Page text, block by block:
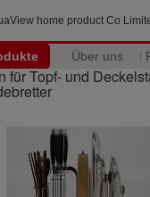
home product Co
Über uns
für Topf- und